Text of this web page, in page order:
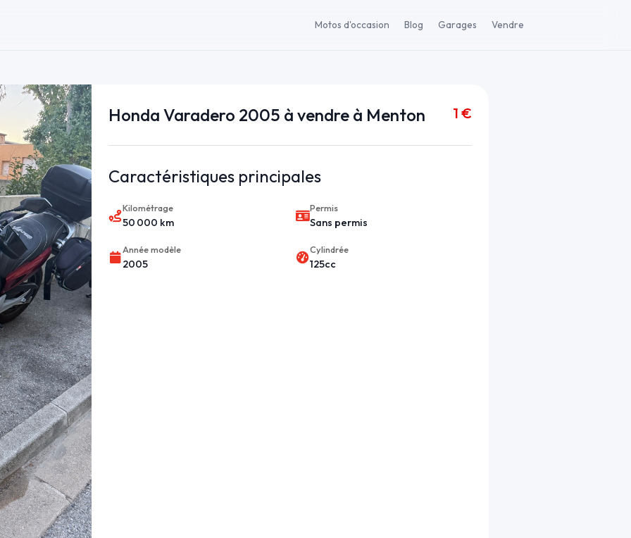
Motos d'occasion Blog Garages Vendre
Honda Varadero 2005 à vendre à Menton 1 €
Caractéristiques principales
Kilométrage
50 000 km
Permis
Sans permis
Année modèle
2005
Cylindrée
125cc